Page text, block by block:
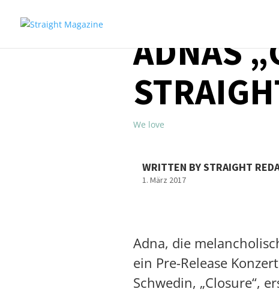
ADNAS
We love
WRITTEN BY STRAIGHT
1. März 2017
Adna, die
ein Pre-Release
Schwedin, „Closure“,